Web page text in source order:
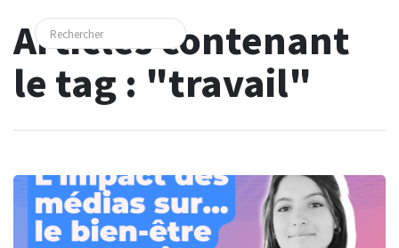
Articles contenant
le tag : "travail"